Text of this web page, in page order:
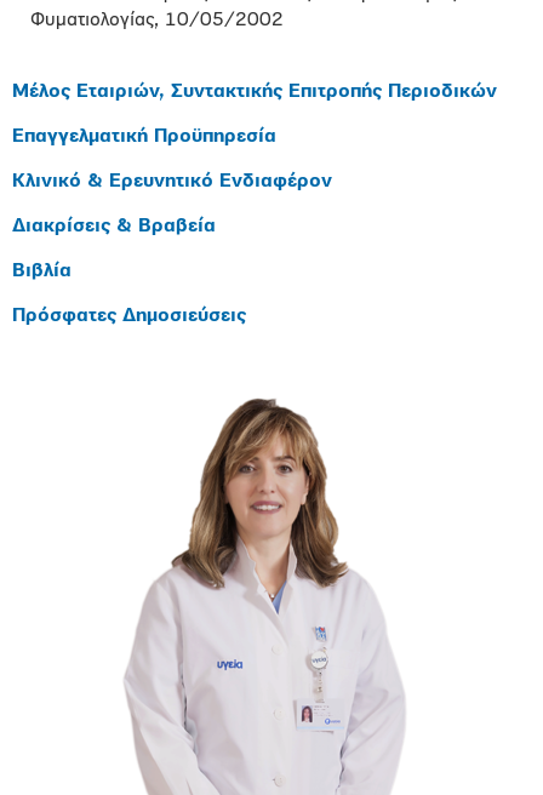
Φυματιολογίας, 10/05/2002
Μέλος Εταιριών, Συντακτικής Επιτροπής Περιοδικών
Επαγγελματική Προϋπηρεσία
Κλινικό & Ερευνητικό Ενδιαφέρον
Διακρίσεις & Βραβεία
Βιβλία
Πρόσφατες Δημοσιεύσεις